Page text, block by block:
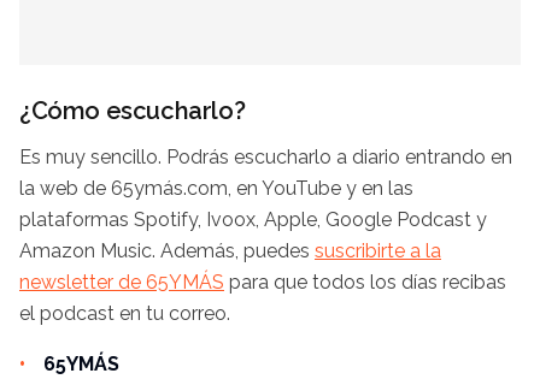
¿Cómo escucharlo?
Es muy sencillo. Podrás escucharlo a diario entrando en
la web de 65ymás.com, en YouTube y en las
plataformas Spotify, Ivoox, Apple, Google Podcast y
Amazon Music. Además, puedes suscribirte a la
newsletter de 65YMÁS para que todos los días recibas
el podcast en tu correo.
65YMÁS